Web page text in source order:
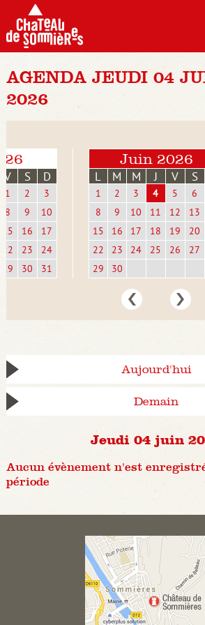
AGENDA JEUDI 04
2026
V S D
1 2
3
8
9
10
15
16
17
22
23
24
29
30 31
Juin 2026
L M M J V S
1 2 3 4 5 6
8
9 10 11 12 13
15
16 17 18 19 20
22
23 24 25 26 27
29
30
Aujourd'hui
Demain
Jeudi 04 juin
Aucun évènement n'est
période